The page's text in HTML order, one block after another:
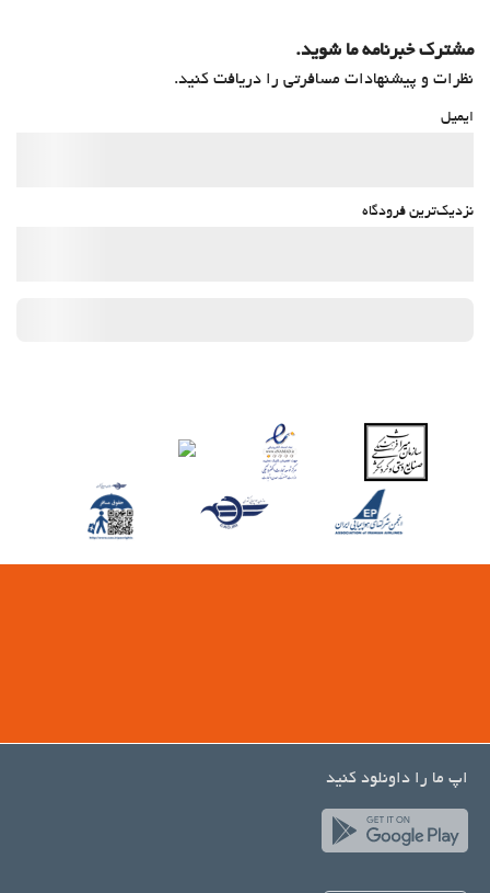
مشترک خبرنامه ما شوید.
نظرات و پیشنهادات مسافرتی را دریافت کنید.
ایمیل
نزدیک‌ترین فرودگاه
اپ ما را داونلود کنید